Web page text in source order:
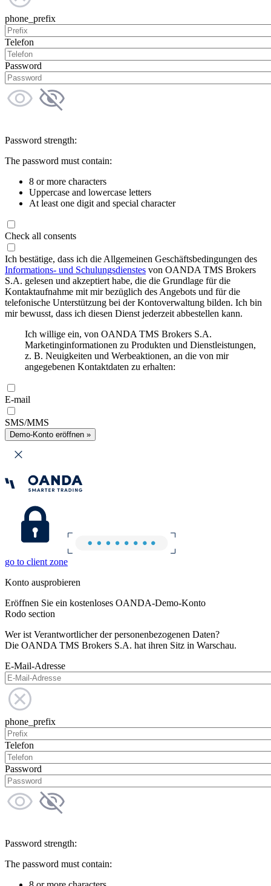
phone_prefix
Telefon
Password
Password strength:
The password must contain:
8 or more characters
Uppercase and lowercase letters
At least one digit and special character
Check all consents
Ich bestätige, dass ich die Allgemeinen Geschäftsbedingungen des
Informations- und Schulungsdienstes von OANDA TMS Brokers
S.A. gelesen und akzeptiert habe, die die Grundlage für die
Kontaktaufnahme mit mir bezüglich des Angebots und für die
telefonische Unterstützung bei der Kontoverwaltung bilden. Ich bin
mir bewusst, dass ich diesen Dienst jederzeit abbestellen kann.
Ich willige ein, von OANDA TMS Brokers S.A.
Marketinginformationen zu Produkten und Dienstleistungen,
z. B. Neuigkeiten und Werbeaktionen, an die von mir
angegebenen Kontaktdaten zu erhalten:
E-mail
SMS/MMS
Demo-Konto eröffnen »
go to client zone
Konto ausprobieren
Eröffnen Sie ein kostenloses OANDA-Demo-Konto
Rodo section
Wer ist Verantwortlicher der personenbezogenen Daten?
Die OANDA TMS Brokers S.A. hat ihren Sitz in Warschau.
E-Mail-Adresse
phone_prefix
Telefon
Password
Password strength:
The password must contain: